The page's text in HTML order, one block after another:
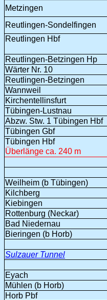
Metzingen
Reutlingen-Sondelfingen
Reutlingen Hbf
Reutlingen-Betzingen Hp
Wärter Nr. 10
Reutlingen-Betzingen
Wannweil
Kirchentellinsfurt
Tübingen-Lustnau
Abzw. Stw. 1 Tübingen Hbf
Tübingen Gbf
Tübingen Hbf
Überlänge ca. 240 m
Weilheim (b Tübingen)
Kilchberg
Kiebingen
Rottenburg (Neckar)
Bad Niedernau
Bieringen (b Horb)
Sulzauer Tunnel
Eyach
Mühlen (b Horb)
Horb Pbf